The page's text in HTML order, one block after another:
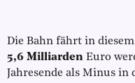
Die Bahn fährt in
5,6 Milliarden Euro
Jahresende als Minus